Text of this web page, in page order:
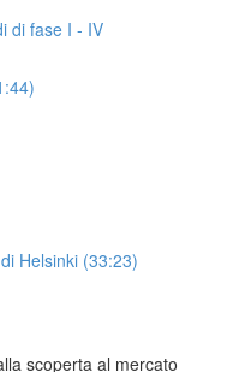
di fase I - IV
Helsinki (33:23)
scoperta al mercato